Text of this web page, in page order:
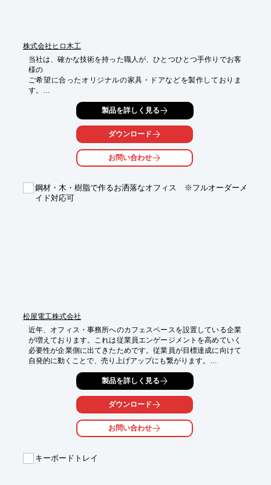
株式会社ヒロ木工
当社は、確かな技術を持った職人が、ひとつひとつ手作りでお客
様の
ご希望に合ったオリジナルの家具・ドアなどを製作しておりま
す。
ご用命の際は、お気軽にお問い合わせください。
オフィスのワーキングスペースや打ち合わせスペース、
商業施設の休憩スペース、店舗の個室など、その他屋内でしたら
設置可能です。
受注オーダー制になりますので、色や形等も変更可能です。
詳細なサイズや設計図については、下記よりダウンロードいただ
製品を詳しく見る
ダウンロード
お問い合わせ
鋼材・木・樹脂で作るお洒落なオフィス ※フルオーダーメ
イド対応可
松屋電工株式会社
近年、オフィス・事務所へのカフェスペースを設置している企業
が増えております。これは従業員エンゲージメントを高めていく
必要性が企業側に出てきたためです。従業員が目標達成に向けて
自発的に動くことで、売り上げアップにも繋がります。
松屋電工では、社内活性化のためのお手伝いとして、社内カフェ
化に必要なテーブルや椅子など家具の企画設計はもちろん製造の
みのフルオーダーメイドも承っております。シートを貼り付けて
いますので、柄の要望も承ります。
当資料は、当社で製造した製品の事例を写真を交えながらご紹介
している事例集です。
【掲載内容】
製品を詳しく見る
ダウンロード
お問い合わせ
キーボードトレイ